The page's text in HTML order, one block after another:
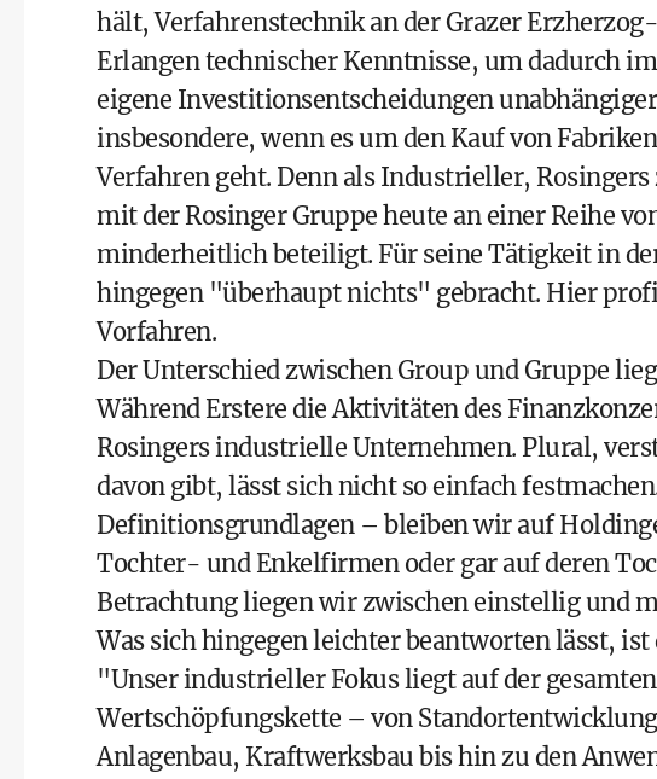
hält, Verfahrenstechnik an der Grazer
Erlangen technischer Kenntnisse, um dadurch
eigene Investitionsentscheidungen
insbesondere, wenn es um den Kauf von
Verfahren geht. Denn als Industrieller,
mit der Rosinger Gruppe heute an einer Reihe
minderheitlich beteiligt. Für seine Tätigkeit in
hingegen "überhaupt nichts" gebracht. Hier
Vorfahren.
Der Unterschied zwischen Group und Gruppe
Während Erstere die Aktivitäten des
Rosingers industrielle Unternehmen. Plural,
davon gibt, lässt sich nicht so einfach
Definitionsgrundlagen – bleiben wir auf
Tochter- und Enkelfirmen oder gar auf deren
Betrachtung liegen wir zwischen einstellig und
Was sich hingegen leichter beantworten lässt,
"Unser industrieller Fokus liegt auf der
Wertschöpfungskette – von
Anlagenbau, Kraftwerksbau bis hin zu den